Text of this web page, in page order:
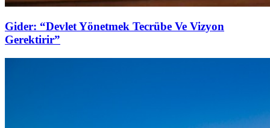
Gider: “Devlet Yönetmek Tecrübe Ve Vizyon
Gerektirir”